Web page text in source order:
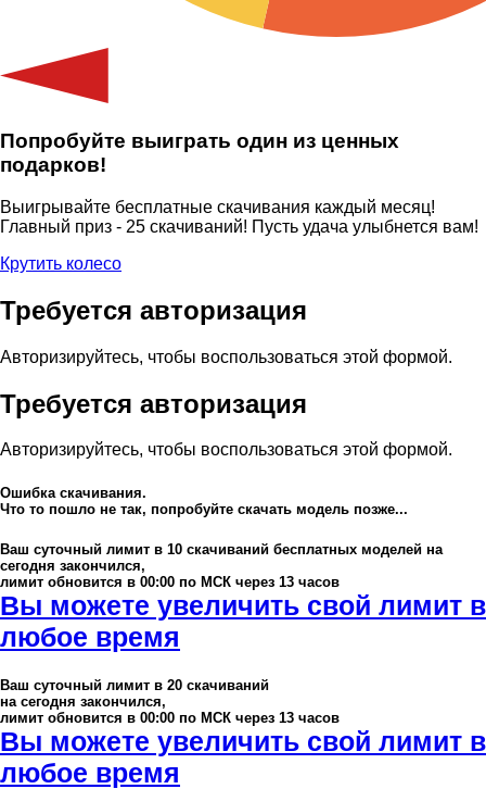
Попробуйте выиграть один из ценных
подарков!
Выигрывайте бесплатные скачивания каждый месяц!
Главный приз - 25 скачиваний! Пусть удача улыбнется вам!
Крутить колесо
Требуется авторизация
Авторизируйтесь, чтобы воспользоваться этой формой.
Требуется авторизация
Авторизируйтесь, чтобы воспользоваться этой формой.
Ошибка скачивания.
Что то пошло не так, попробуйте скачать модель позже...
Ваш суточный лимит в 10 скачиваний бесплатных моделей на
сегодня закончился,
лимит обновится в 00:00 по МСК через 13 часов
Вы можете увеличить свой лимит в
любое время
Ваш суточный лимит в 20 скачиваний
на сегодня закончился,
лимит обновится в 00:00 по МСК через 13 часов
Вы можете увеличить свой лимит в
любое время